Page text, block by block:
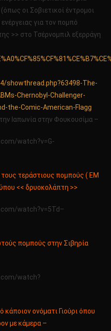
οι Σοβιετικοί έντρομοι
για τον πομπό
>> στο Τσέρνομπιλ εξερράγη
showthread.php?63498-The-
Chernobyl-Challenger-
the-Comic-American-Flagg
Ιαπωνία στην Φουκουσίμα –
watch?v=G-
τεράστιους πομπούς ( ΕΜ
<< δρυοκολάπτη >>
watch?v=5Td–
πομπούς στην Σιβηρία
watch?
ονόματι Γιούρι όπου
με κάμερα –